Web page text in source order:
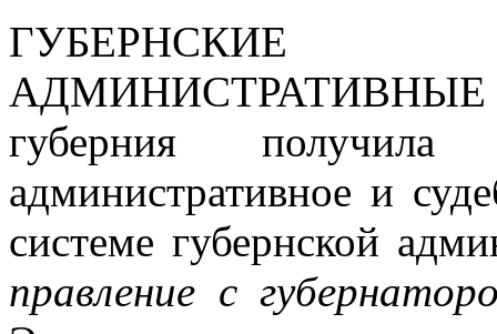
губерния получила
административное и
системе губернской
правление с